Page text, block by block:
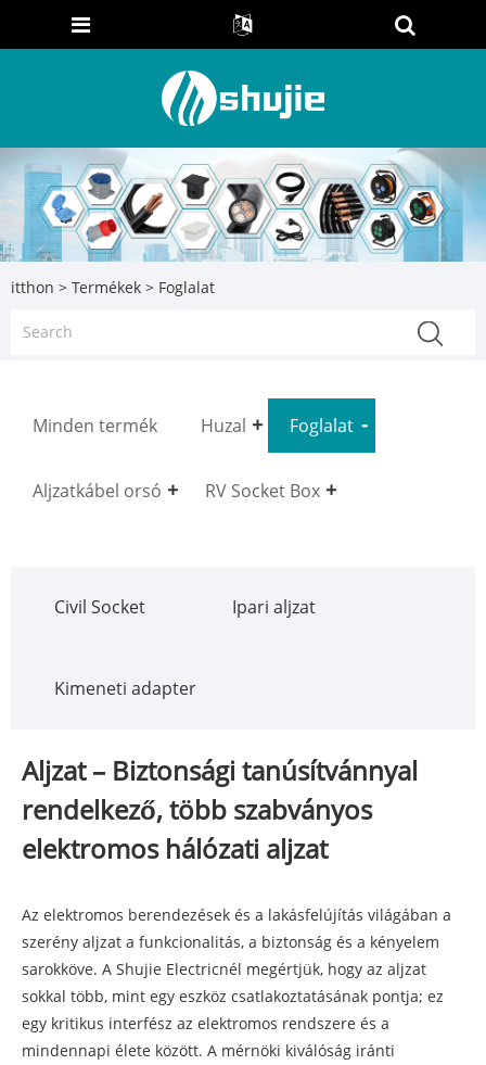
itthon > Termékek > Foglalat
Minden termék Huzal Foglalat
Aljzatkábel orsó RV Socket Box
Civil Socket Ipari aljzat
Kimeneti adapter
Aljzat – Biztonsági tanúsítvánnyal
rendelkező, több szabványos
elektromos hálózati aljzat
Az elektromos berendezések és a lakásfelújítás világában a
szerény aljzat a funkcionalitás, a biztonság és a kényelem
sarokköve. A Shujie Electricnél megértjük, hogy az aljzat
sokkal több, mint egy eszköz csatlakoztatásának pontja; ez
egy kritikus interfész az elektromos rendszere és a
mindennapi élete között. A mérnöki kiválóság iránti